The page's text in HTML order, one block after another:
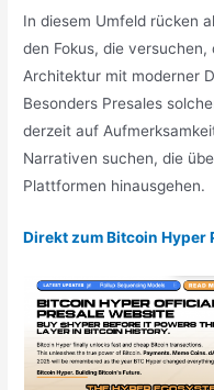
In diesem Umfeld rücken
den Fokus, die
Architektur mit moderner
Besonders Presales
derzeit auf
Narrativen suchen, die
Plattformen hinausgehen.
Direkt zum Bitcoin Hyper